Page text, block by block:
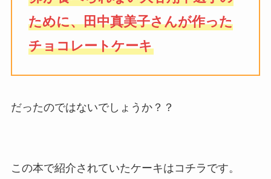
ために、田中真美子さんが作った
チョコレートケーキ
だったのではないでしょうか？？
この本で紹介されていたケーキはコチラです。